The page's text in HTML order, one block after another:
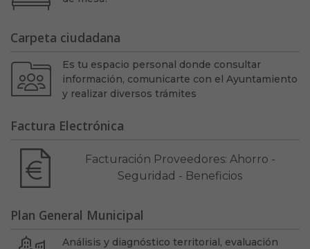
Carpeta ciudadana
Es tu espacio personal donde consultar
información, comunicarte con el Ayuntamiento
y realizar diversos trámites
Factura Electrónica
Facturación Proveedores: Ahorro -
Seguridad - Beneficios
Plan General Municipal
Análisis y diagnóstico territorial, evaluación